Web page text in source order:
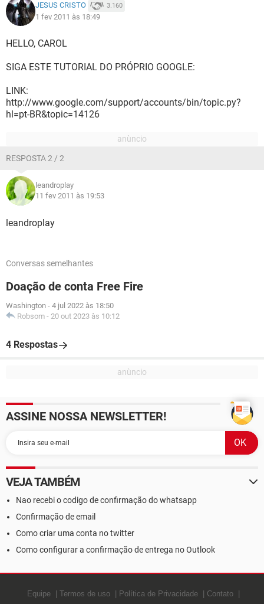
JESUS CRISTO 3.160
1 fev 2011 às 18:49
HELLO, CAROL
SIGA ESTE TUTORIAL DO PRÓPRIO GOOGLE:
LINK:
http://www.google.com/support/accounts/bin/topic.py?
hl=pt-BR&topic=14126
RESPOSTA 2 / 2
leandroplay
11 fev 2011 às 19:53
leandroplay
Conversas semelhantes
Doação de conta Free Fire
Washington - 4 jul 2022 às 18:50
Robsom - 20 out 2023 às 10:12
4 Respostas
ASSINE NOSSA NEWSLETTER!
VEJA TAMBÉM
Nao recebi o codigo de confirmação do whatsapp
Confirmação de email
Como criar uma conta no twitter
Como configurar a confirmação de entrega no Outlook
Equipe Termos de uso Política de Privacidade Contato